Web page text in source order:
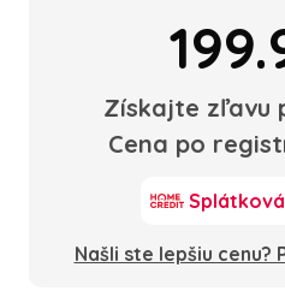
Získajte zľavu
Cena po
Našli ste lepšiu cenu?